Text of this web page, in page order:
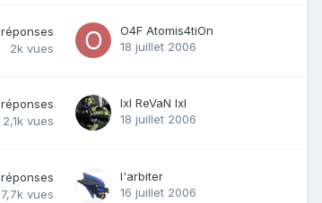
réponses
2k vues
O4F Atomis4tiOn
18 juillet 2006
réponses
2,1k vues
lxl ReVaN lxl
18 juillet 2006
réponses
7,7k vues
l'arbiter
16 juillet 2006